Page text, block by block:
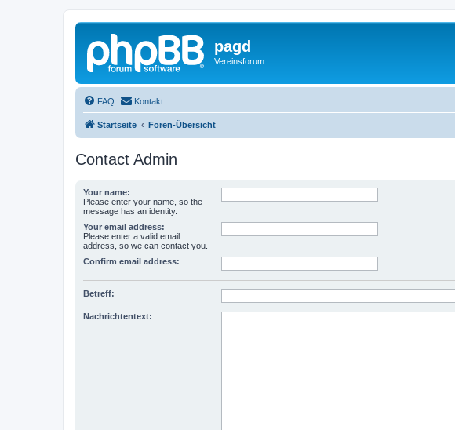
pagd
Vereinsforum
FAQ Kontakt
Startseite Foren-Übersicht
Contact Admin
Your name:
Please enter your name, so the
message has an identity.
Your email address:
Please enter a valid email
address, so we can contact you.
Confirm email address:
Betreff:
Nachrichtentext: